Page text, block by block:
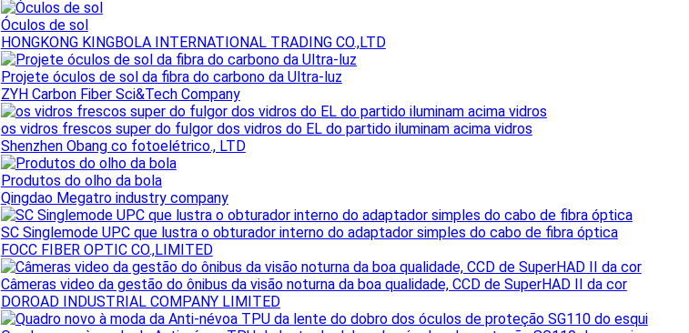
Óculos de sol
HONGKONG KINGBOLA INTERNATIONAL TRADING CO.,LTD
Projete óculos de sol da fibra do carbono da Ultra-luz
ZYH Carbon Fiber Sci&Tech Company
os vidros frescos super do fulgor dos vidros do EL do partido iluminam acima vidros
Shenzhen Obang co fotoelétrico., LTD
Produtos do olho da bola
Qingdao Megatro industry company
SC Singlemode UPC que lustra o obturador interno do adaptador simples do cabo de fibra óptica
FOCC FIBER OPTIC CO.,LIMITED
Câmeras video da gestão do ônibus da visão noturna da boa qualidade, CCD de SuperHAD II da cor
DOROAD INDUSTRIAL COMPANY LIMITED